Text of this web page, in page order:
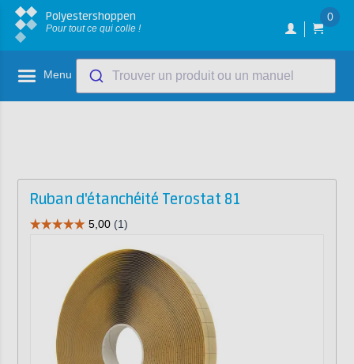
Polyestershoppen
Pour tout ce qui colle !
0
Menu Trouver un produit ou un manuel
Ruban d'étanchéité Terostat 81